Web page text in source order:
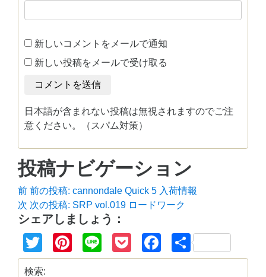
新しいコメントをメールで通知
新しい投稿をメールで受け取る
日本語が含まれない投稿は無視されますのでご注
意ください。（スパム対策）
投稿ナビゲーション
前 前の投稿: cannondale Quick 5 入荷情報
次 次の投稿: SRP vol.019 ロードワーク
シェアしましょう：
TwitterPinterest
Line PocketFacebook
共
有
検索: